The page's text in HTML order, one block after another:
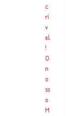
c
rí
v
el
!
O
n
o
ss
o
M